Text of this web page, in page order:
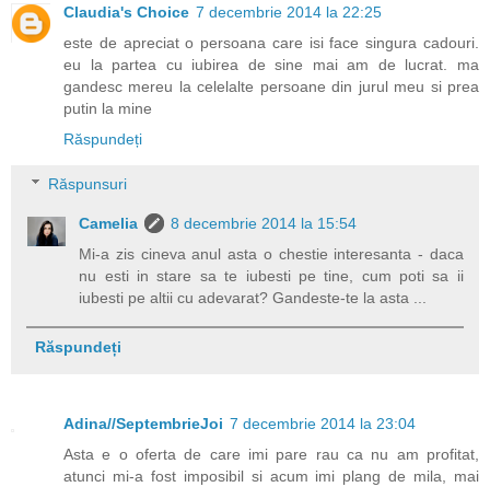
Claudia's Choice 7 decembrie 2014 la 22:25
este de apreciat o persoana care isi face singura cadouri.
eu la partea cu iubirea de sine mai am de lucrat. ma
gandesc mereu la celelalte persoane din jurul meu si prea
putin la mine
Răspundeți
Răspunsuri
Camelia
8 decembrie 2014 la 15:54
Mi-a zis cineva anul asta o chestie interesanta - daca
nu esti in stare sa te iubesti pe tine, cum poti sa ii
iubesti pe altii cu adevarat? Gandeste-te la asta ...
Răspundeți
Adina//SeptembrieJoi 7 decembrie 2014 la 23:04
Asta e o oferta de care imi pare rau ca nu am profitat,
atunci mi-a fost imposibil si acum imi plang de mila, mai